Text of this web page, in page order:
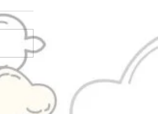
Jim Davis e o design de
personagens: por que Garfield
se tornou um dos maiores
exemplos de identidade visual